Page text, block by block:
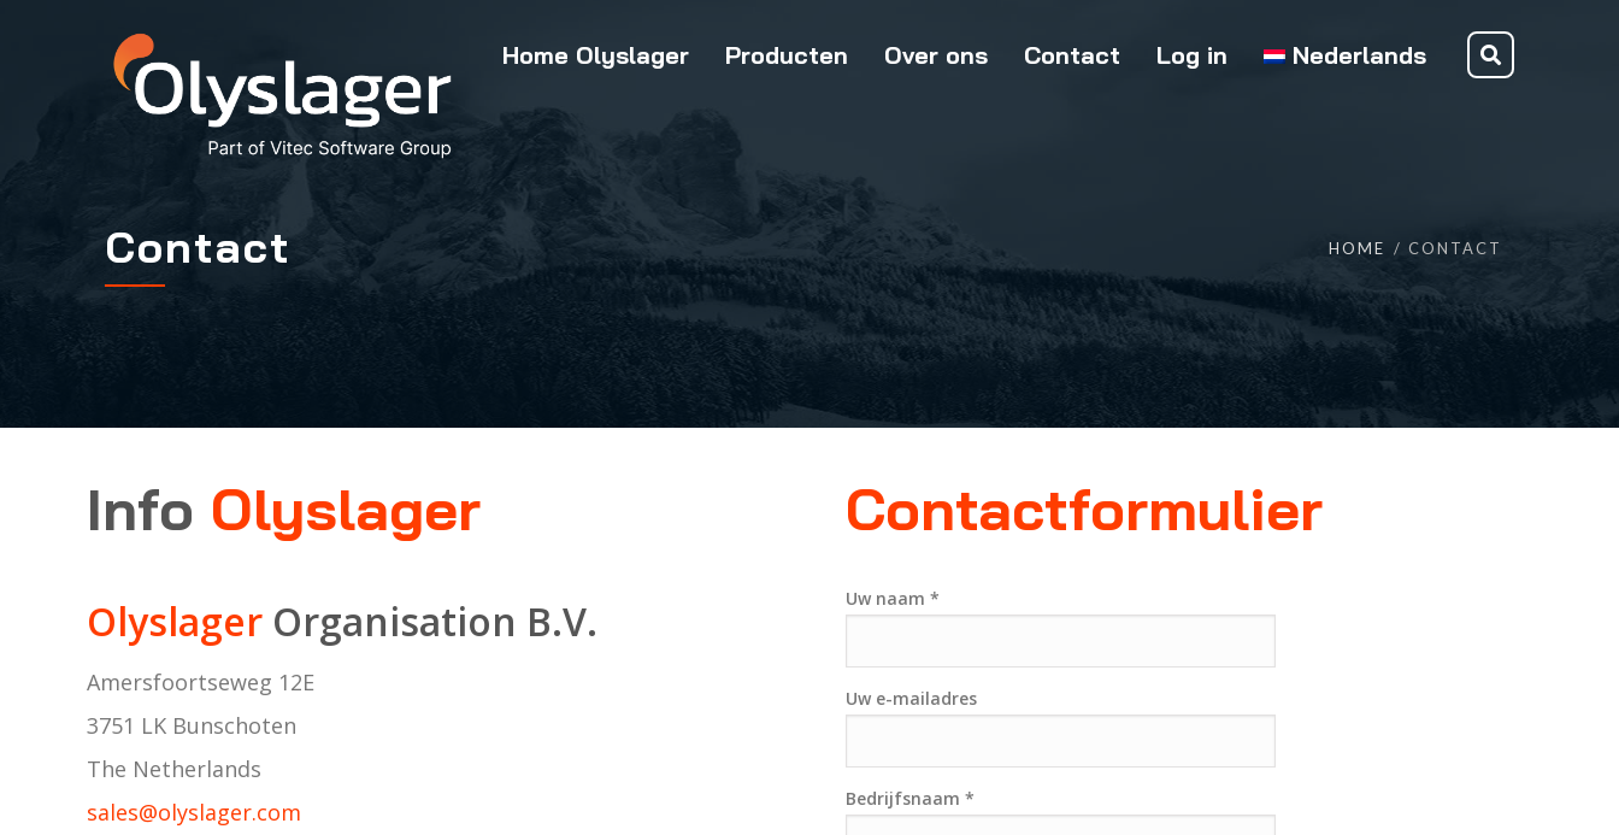
Home Olyslager Producten Over ons Contact Log in Nederlands
Contact HOME CONTACT
Info Olyslager
Olyslager Organisation B.V.
Amersfoortseweg 12E
3751 LK Bunschoten
The Netherlands
sales@olyslager.com
Contactformulier
Uw naam *
Uw e-mailadres
Bedrijfsnaam *